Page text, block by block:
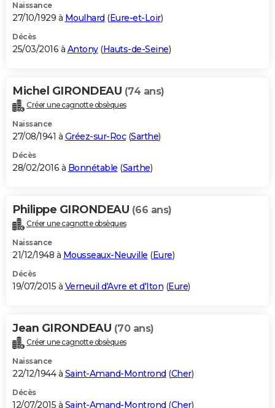
Naissance
27/10/1929 à Moulhard (Eure-et-Loir)
Décès
25/03/2016 à Antony(Hauts-de-Seine)
Michel GIRONDEAU (74 ans)
Créer une cagnotte obsèques
Naissance
27/08/1941 à Gréez-sur-Roc(Sarthe)
Décès
28/02/2016 à Bonnétable (Sarthe)
Philippe GIRONDEAU (66 ans)
Créer une cagnotte obsèques
Naissance
21/12/1948 à Mousseaux-Neuville (Eure)
Décès
19/07/2015 à Verneuil d'Avre et d'Iton (Eure)
Jean GIRONDEAU (70 ans)
Créer une cagnotte obsèques
Naissance
22/12/1944 à Saint-Amand-Montrond (Cher)
Décès
12/07/2015 à Saint-Amand-Montrond (Cher)